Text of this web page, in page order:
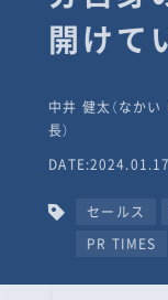
開けて
タビ
TIMES
中井 健太（なか
長）
セールス
PR TIMES